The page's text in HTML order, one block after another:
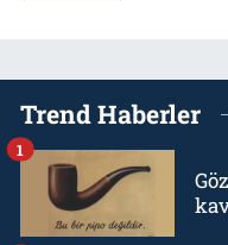
Trend Haberler
1